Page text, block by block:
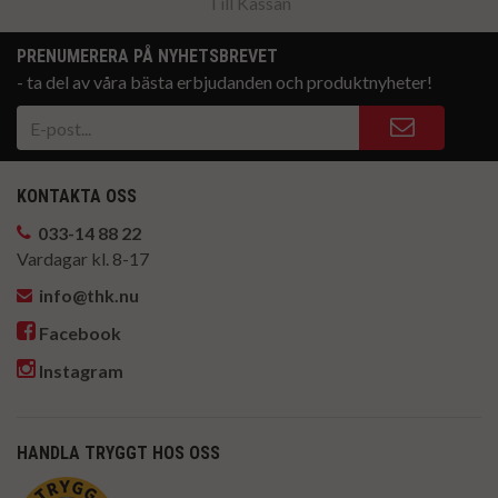
PRENUMERERA PÅ NYHETSBREVET
- ta del av våra bästa erbjudanden och produktnyheter!
KONTAKTA OSS
033-14 88 22
Vardagar kl. 8-17
info@thk.nu
Facebook
Instagram
HANDLA TRYGGT HOS OSS